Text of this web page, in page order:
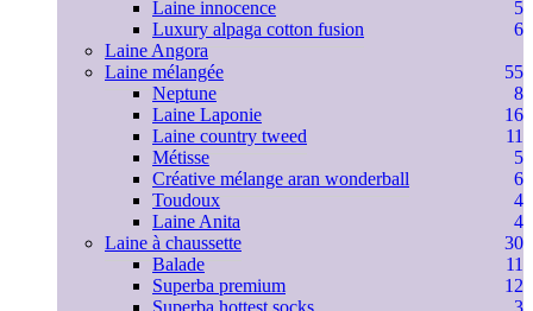
Laine innocence
5
Luxury alpaga cotton fusion
6
Laine Angora
Laine mélangée
55
Neptune
8
Laine Laponie
16
Laine country tweed
11
Métisse
5
Créative mélange aran wonderball
6
Toudoux
4
Laine Anita
4
Laine à chaussette
30
Balade
11
Superba premium
12
Superba hottest socks
3